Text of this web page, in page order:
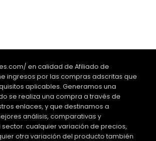
en calidad de Afiliado de
ingresos por las compras adscritas que
aplicables. Generamos una
se realiza una compra a través de
enlaces, y que destinamos a
análisis, comparativas y
cualquier variación de precios,
otra variación del producto también